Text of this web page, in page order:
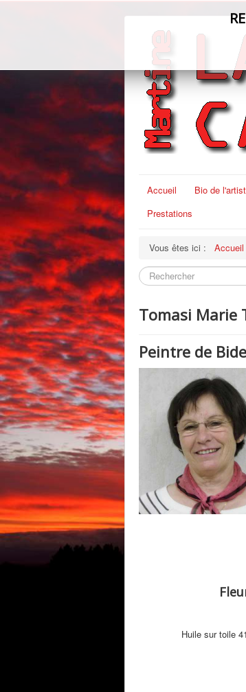
Accueil Bio de
Prestations
Vous êtes ici : Accueil
Rechercher
Tomasi Marie
Peintre de
Huile sur toile